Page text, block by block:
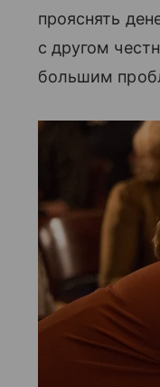
прояснять
с другом
большим